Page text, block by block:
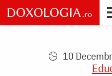
Skip
to
main
10